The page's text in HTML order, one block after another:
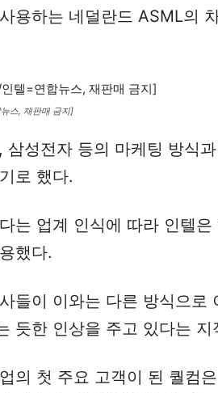
용하는 네덜란드 ASML의
스, 재판매 금지]
삼성전자 등의 마케팅 방식
로 했다.
는 업계 인식에 따라 인텔은
했다.
들이 이와는 다른 방식으로
듯한 인상을 주고 있다는 지
의 첫 주요 고객이 된 퀄컴